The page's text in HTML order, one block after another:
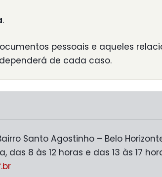
.
pessoais e aqueles
de cada caso.
Santo Agostinho – Belo
8 às 12 horas e das 13 às 17